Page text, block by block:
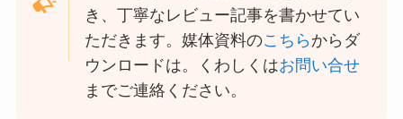
き、丁寧なレビュー記事を書かせてい
ただきます。媒体資料のこちら からダ
ウンロードは。くわしくはお問い合せ
までご連絡ください。